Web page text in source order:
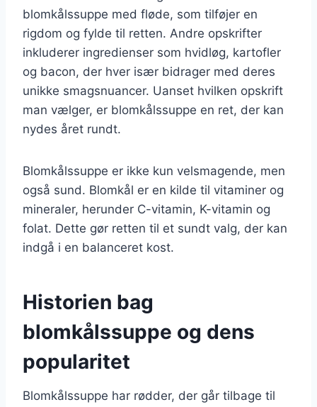
blomkålssuppe med fløde, som tilføjer en
rigdom og fylde til retten. Andre opskrifter
inkluderer ingredienser som hvidløg, kartofler
og bacon, der hver især bidrager med deres
unikke smagsnuancer. Uanset hvilken opskrift
man vælger, er blomkålssuppe en ret, der kan
nydes året rundt.
Blomkålssuppe er ikke kun velsmagende, men
også sund. Blomkål er en kilde til vitaminer og
mineraler, herunder C-vitamin, K-vitamin og
folat. Dette gør retten til et sundt valg, der kan
indgå i en balanceret kost.
Historien bag
blomkålssuppe og dens
popularitet
Blomkålssuppe har rødder, der går tilbage til